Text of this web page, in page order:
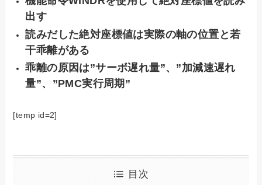
出す
読みだした絶対座標値は実際の軸の位置と若
干乖離がある
乖離の原因は”サーボ遅れ量”、”加減速遅れ
量”、”PMC実行周期”
[temp id=2]
目次